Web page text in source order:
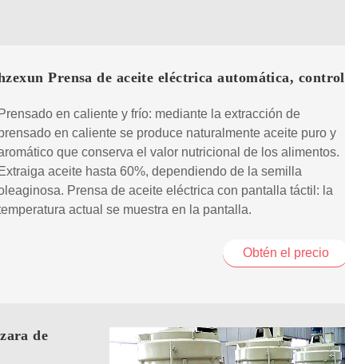
Prensa de aceite eléctrica automática, control
Prensado en caliente y frío: mediante la extracción de
en caliente se produce naturalmente aceite puro y
que conserva el valor nutricional de los alimentos.
Extraiga aceite hasta 60%, dependiendo de la semilla
Prensa de aceite eléctrica con pantalla táctil: la
actual se muestra en la pantalla.
Obtén el precio
de